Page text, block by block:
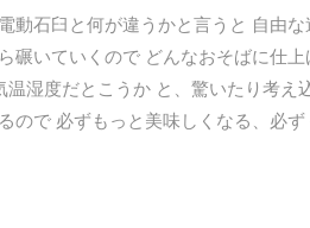
動石臼と何が違うかと言うと 自由
碾いていくので どんなおそばに仕
温湿度だとこうか と、驚いたり考
ので 必ずもっと美味しくなる、必